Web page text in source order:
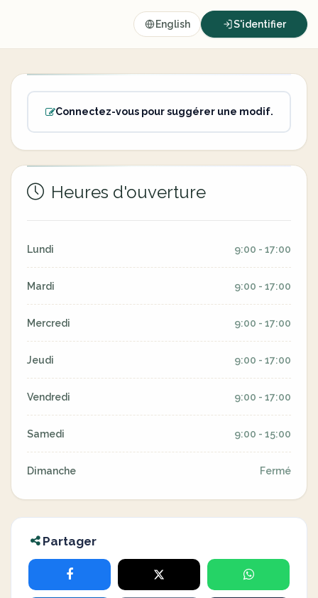
English S'identifier
Connectez-vous pour suggérer une modif.
Heures d'ouverture
Lundi 9:00 - 17:00
Mardi 9:00 - 17:00
Mercredi 9:00 - 17:00
Jeudi 9:00 - 17:00
Vendredi 9:00 - 17:00
Samedi 9:00 - 15:00
Dimanche Fermé
Partager